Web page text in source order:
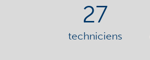
27
techniciens